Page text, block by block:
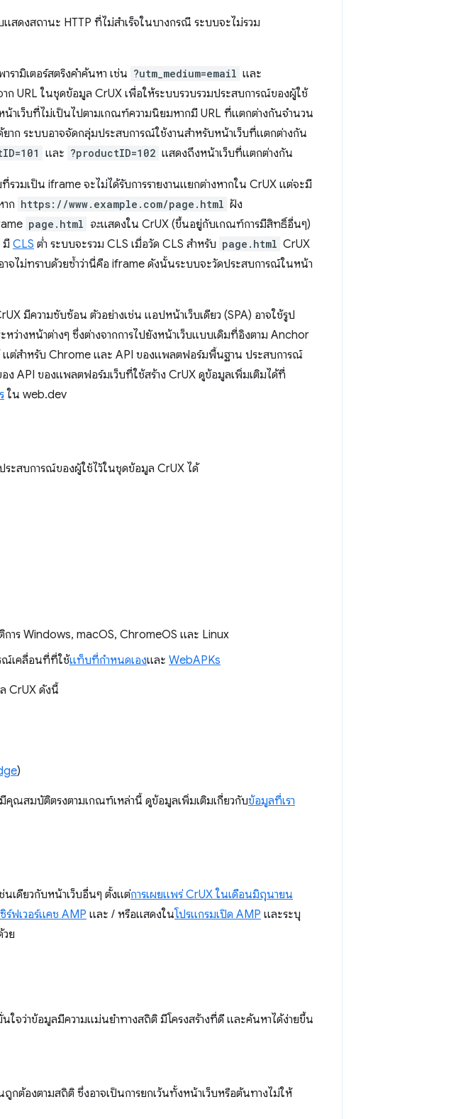
สดงสถานะ HTTP ที่ไม่สำเร็จในบางกรณี ระบบจะไม่รวม
รามิเตอร์สตริงคำค้นหา เช่น ?utm_medium=email และ
ก URL ในชุดข้อมูล CrUX เพื่อให้ระบบรวบรวมประสบการณ์ของผู้ใช้
าเว็บที่ไม่เป็นไปตามเกณฑ์ความนิยมหากมี URL ที่แตกต่างกันจำนวน
าก ระบบอาจจัดกลุ่มประสบการณ์ใช้งานสำหรับหน้าเว็บที่แตกต่างกัน
และ ?productID=102 แสดงถึงหน้าเว็บที่แตกต่างกัน
รวมเป็น iframe จะไม่ได้รับการรายงานแยกต่างหากใน CrUX แต่จะมี
ก https://www.example.com/page.html ฝัง
page.html จะแสดงใน CrUX (ขึ้นอยู่กับเกณฑ์การมีสิทธิ์อื่นๆ)
มี CLS ต่ำ ระบบจะรวม CLS เมื่อวัด CLS สำหรับ page.html CrUX
จไม่ทราบด้วยซ้ำว่านี่คือ iframe ดังนั้นระบบจะวัดประสบการณ์ในหน้า
มีความซับซ้อน ตัวอย่างเช่น แอปหน้าเว็บเดียว (SPA) อาจใช้รูป
ว่างหน้าต่างๆ ซึ่งต่างจากการไปยังหน้าเว็บแบบเดิมที่อิงตาม Anchor
แต่สำหรับ Chrome และ API ของแพลตฟอร์มพื้นฐาน ประสบการณ์
ง API ของแพลตฟอร์มเว็บที่ใช้สร้าง CrUX ดูข้อมูลเพิ่มเติมได้ที่
ใน web.dev
ะสบการณ์ของผู้ใช้ไว้ในชุดข้อมูล CrUX ได้
าร Windows, macOS, ChromeOS และ Linux
ณ์เคลื่อนที่ที่ใช้แท็บที่กำหนดเองและ WebAPKs
CrUX ดังนี้
)
ณสมบัติตรงตามเกณฑ์เหล่านี้ ดูข้อมูลเพิ่มเติมเกี่ยวกับข้อมูลที่เรา
นเดียวกับหน้าเว็บอื่นๆ ตั้งแต่การเผยแพร่ CrUX ในเดือนมิถุนายน
ร์ฟเวอร์แคช AMP และ / หรือแสดงในโปรแกรมเปิด AMP และระบุ
ย
ใจว่าข้อมูลมีความแม่นยำทางสถิติ มีโครงสร้างที่ดี และค้นหาได้ง่ายขึ้น
กต้องตามสถิติ ซึ่งอาจเป็นการยกเว้นทั้งหน้าเว็บหรือต้นทางไม่ให้